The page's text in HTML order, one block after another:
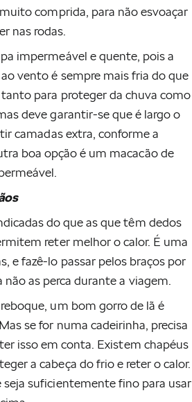
comprida, para não esvoaçar
nas rodas.
impermeável e quente, pois a
vento é sempre mais fria do que
para proteger da chuva como
deve garantir-se que é largo o
camadas extra, conforme a
boa opção é um macacão de
do que as que têm dedos
reter melhor o calor. É uma
e fazê-lo passar pelos braços por
as perca durante a viagem.
um bom gorro de lã é
se for numa cadeirinha, precisa
isso em conta. Existem chapéus
a cabeça do frio e reter o calor.
suficientemente fino para usar